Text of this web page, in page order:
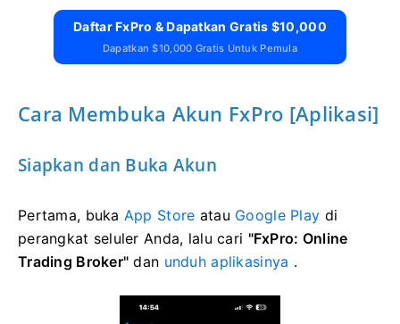
Daftar FxPro & Dapatkan Gratis $10,000
Dapatkan $10,000 Gratis Untuk Pemula
Cara Membuka Akun FxPro [Aplikasi]
Siapkan dan Buka Akun
Pertama, buka App Store atau Google Play di
perangkat seluler Anda, lalu cari "FxPro: Online
Trading Broker" dan unduh aplikasinya .